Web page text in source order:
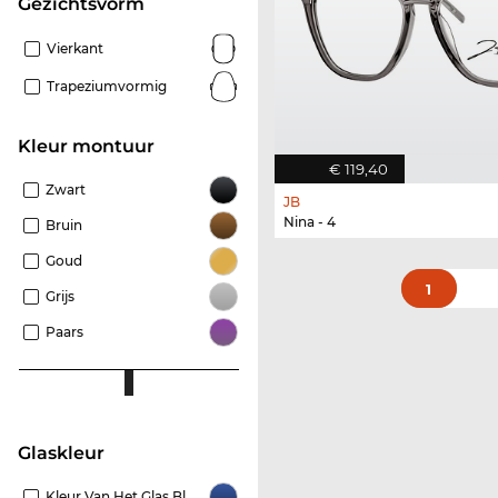
Vierkant
Trapeziumvormig
Kleur montuur
Zwart
Bruin
Goud
Grijs
Paars
Glaskleur
€ 119,40
JB
Nina - 4
1